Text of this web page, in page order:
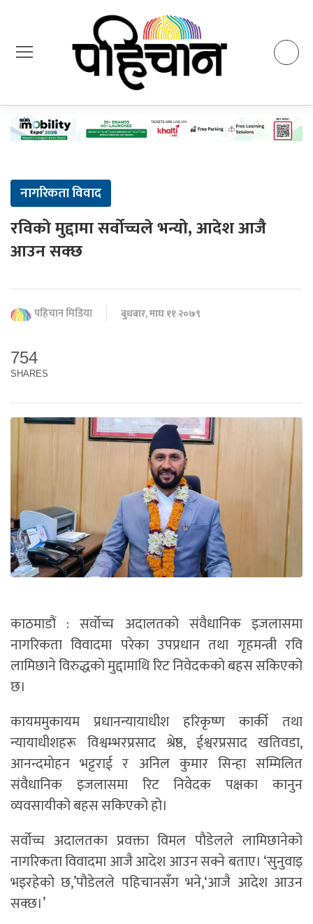
नागरिकता विवाद
रविको मुद्दामा सर्वोच्चले भन्यो, आदेश आजै
आउन सक्छ
पहिचान मिडिया बुधबार, माघ ११ २०७९
754
SHARES
काठमाडौं : सर्वोच्च अदालतको संवैधानिक इजलासमा
नागरिकता विवादमा परेका उपप्रधान तथा गृहमन्त्री रवि
लामिछाने विरुद्धको मुद्दामाथि रिट निवेदकको बहस सकिएको
छ।
कायममुकायम प्रधानन्यायाधीश हरिकृष्ण कार्की तथा
न्यायाधीशहरू विश्वम्भरप्रसाद श्रेष्ठ, ईश्वरप्रसाद खतिवडा,
आनन्दमोहन भट्टराई र अनिल कुमार सिन्हा सम्मिलित
संवैधानिक इजलासमा रिट निवेदक पक्षका कानुन
व्यवसायीको बहस सकिएको हो।
सर्वोच्च अदालतका प्रवक्ता विमल पौडेलले लामिछानेको
नागरिकता विवादमा आजै आदेश आउन सक्ने बताए। ‘सुनुवाइ
भइरहेको छ,’पौडेलले पहिचानसँग भने,‘आजै आदेश आउन
सक्छ।’